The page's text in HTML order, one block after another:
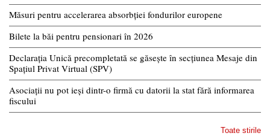
Măsuri pentru accelerarea absorbției fondurilor europene
Bilete la băi pentru pensionari în 2026
Declarația Unică precompletată se găsește în secțiunea Mesaje din
Spațiul Privat Virtual (SPV)
Asociații nu pot ieși dintr-o firmă cu datorii la stat fără informarea
fiscului
Toate stirile